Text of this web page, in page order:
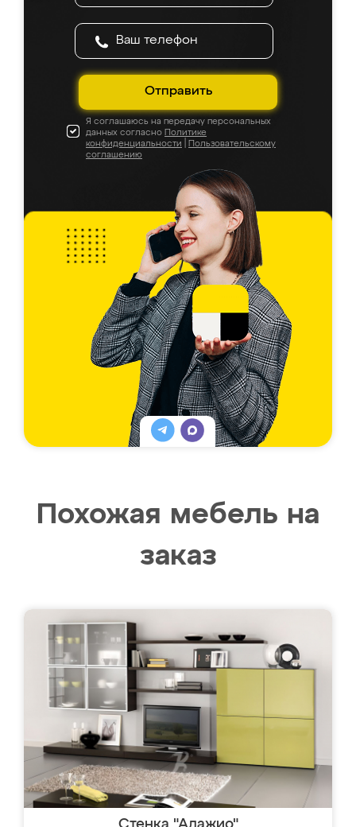
Отправить
Я соглашаюсь на передачу персональных
данных согласно Политике
конфиденциальности
Пользовательскому
соглашению
Похожая мебель на
заказ